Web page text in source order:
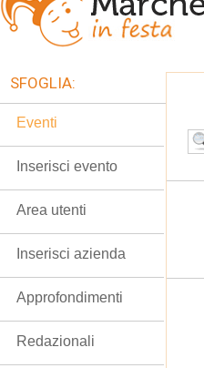
SFOGLIA:
Eventi
Inserisci evento
Area utenti
Inserisci azienda
Approfondimenti
Redazionali